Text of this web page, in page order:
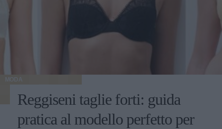
MODA
Reggiseni taglie forti: guida
pratica al modello perfetto per